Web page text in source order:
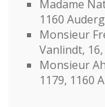
Madame
1160
Monsieur
Vanlindt,
Monsieur
1179, 1160